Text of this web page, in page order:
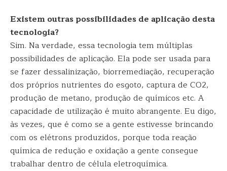
Existem outras possibilidades de aplicação desta
tecnologia?
Sim. Na verdade, essa tecnologia tem múltiplas
possibilidades de aplicação. Ela pode ser usada para
se fazer dessalinização, biorremediação, recuperação
dos próprios nutrientes do esgoto, captura de CO2,
produção de metano, produção de químicos etc. A
capacidade de utilização é muito abrangente. Eu digo,
às vezes, que é como se a gente estivesse brincando
com os elétrons produzidos, porque toda reação
química de redução e oxidação a gente consegue
trabalhar dentro de célula eletroquímica.